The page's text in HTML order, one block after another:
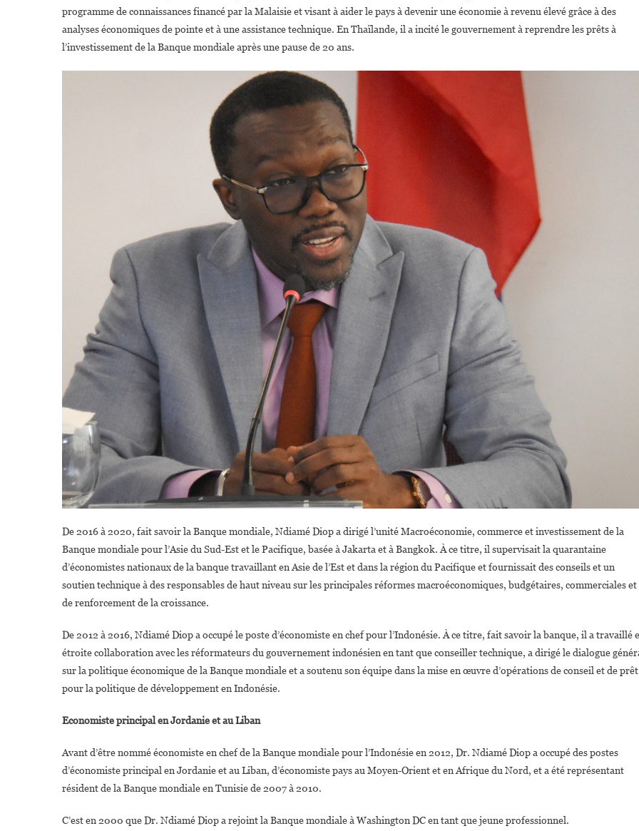
programme de connaissances financé par la Malaisie et visant à aider le pays à devenir une économie à revenu élevé grâce à des
analyses économiques de pointe et à une assistance technique. En Thaïlande, il a incité le gouvernement à reprendre les prêts à
l’investissement de la Banque mondiale après une pause de 20 ans.
De 2016 à 2020, fait savoir la Banque mondiale, Ndiamé Diop a dirigé l’unité Macroéconomie, commerce et investissement de la
Banque mondiale pour l’Asie du Sud-Est et le Pacifique, basée à Jakarta et à Bangkok. À ce titre, il supervisait la quarantaine
d’économistes nationaux de la banque travaillant en Asie de l’Est et dans la région du Pacifique et fournissait des conseils et un
soutien technique à des responsables de haut niveau sur les principales réformes macroéconomiques, budgétaires, commerciales et
de renforcement de la croissance.
De 2012 à 2016, Ndiamé Diop a occupé le poste d’économiste en chef pour l’Indonésie. À ce titre, fait savoir la banque, il a travaillé
étroite collaboration avec les réformateurs du gouvernement indonésien en tant que conseiller technique, a dirigé le dialogue
sur la politique économique de la Banque mondiale et a soutenu son équipe dans la mise en œuvre d’opérations de conseil et de prêt
pour la politique de développement en Indonésie.
Economiste principal en Jordanie et au Liban
Avant d’être nommé économiste en chef de la Banque mondiale pour l’Indonésie en 2012, Dr. Ndiamé Diop a occupé des postes
d’économiste principal en Jordanie et au Liban, d’économiste pays au Moyen-Orient et en Afrique du Nord, et a été représentant
résident de la Banque mondiale en Tunisie de 2007 à 2010.
C’est en 2000 que Dr. Ndiamé Diop a rejoint la Banque mondiale à Washington DC en tant que jeune professionnel.